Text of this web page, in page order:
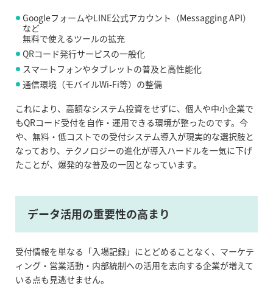
GoogleフォームやLINE公式アカウント（Messagging API）
など
無料で使えるツールの拡充
QRコード発行サービスの一般化
スマートフォンやタブレットの普及と高性能化
通信環境（モバイルWi-Fi等）の整備
これにより、高額なシステム投資をせずに、個人や中小企業で
もQRコード受付を自作・運用できる環境が整ったのです。今
や、無料・低コストでの受付システム導入が現実的な選択肢と
なっており、テクノロジーの進化が導入ハードルを一気に下げ
たことが、爆発的な普及の一因となっています。
データ活用の重要性の高まり
受付情報を単なる「入場記録」にとどめることなく、マーケテ
ィング・営業活動・内部統制への活用を志向する企業が増えて
いる点も見逃せません。